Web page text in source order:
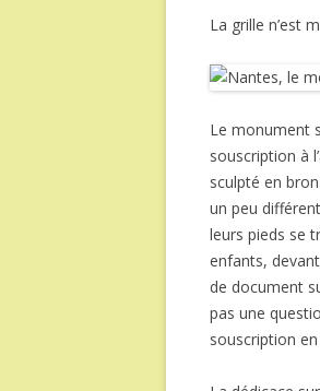
La grille n’est
Le monument
souscription à
sculpté en
un peu
leurs pieds se
enfants,
de document
pas une
souscription